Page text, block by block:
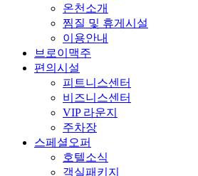
온천소개
찜질 및 휴게시설
이용안내
브로이맥주
편의시설
피트니스센터
비즈니스센터
VIP 라운지
주차장
스페셜오퍼
호텔소식
객실패키지